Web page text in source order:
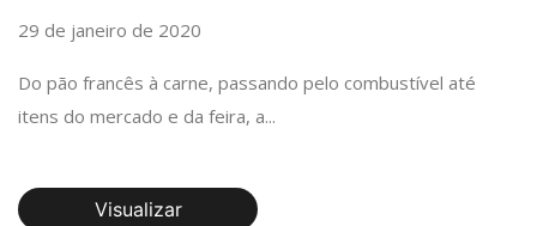
29 de janeiro de 2020
Do pão francês à carne, passando pelo combustível até
itens do mercado e da feira, a...
Visualizar